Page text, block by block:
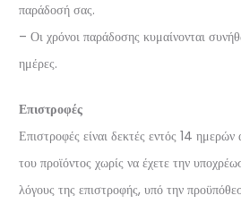
παράδοσή σας.
– Οι χρόνοι παράδοσης κυμαίνονται
ημέρες.
Επιστροφές
Επιστροφές είναι δεκτές εντός 14
του προϊόντος χωρίς να έχετε την
λόγους της επιστροφής, υπό την